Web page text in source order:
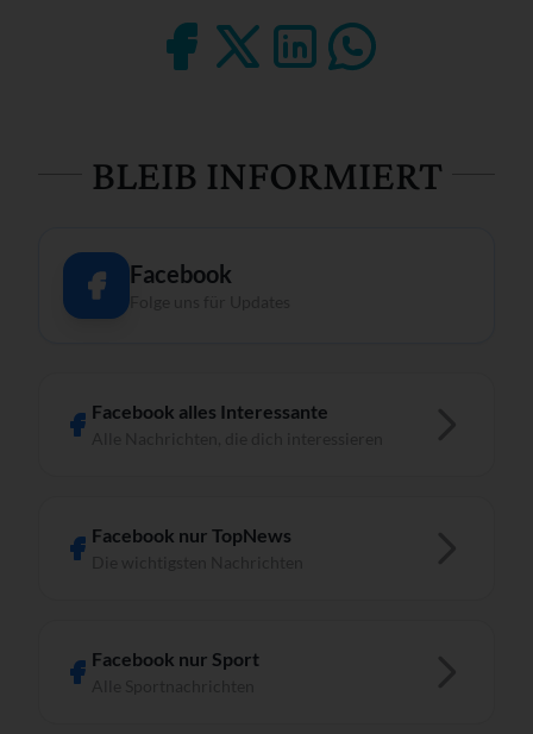
BLEIB INFORMIERT
Facebook
Facebook alles Interessante
Facebook nur TopNews
Facebook nur Sport